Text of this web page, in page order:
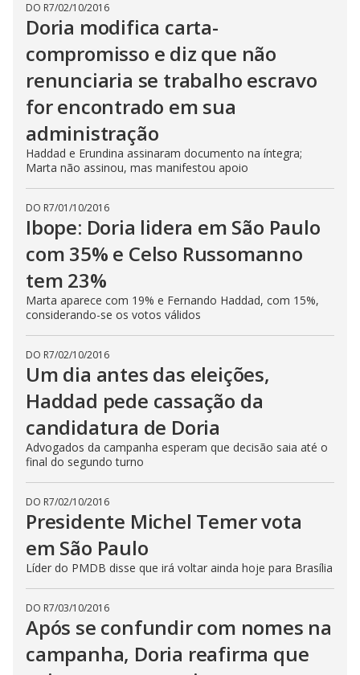
DO R7/02/10/2016
Doria modifica carta-
compromisso e diz que não
renunciaria se trabalho escravo
for encontrado em sua
administração
Haddad e Erundina assinaram documento na íntegra;
Marta não assinou, mas manifestou apoio
DO R7/01/10/2016
Ibope: Doria lidera em São Paulo
com 35% e Celso Russomanno
tem 23%
Marta aparece com 19% e Fernando Haddad, com 15%,
considerando-se os votos válidos
DO R7/02/10/2016
Um dia antes das eleições,
Haddad pede cassação da
candidatura de Doria
Advogados da campanha esperam que decisão saia até o
final do segundo turno
DO R7/02/10/2016
Presidente Michel Temer vota
em São Paulo
Líder do PMDB disse que irá voltar ainda hoje para Brasília
DO R7/03/10/2016
Após se confundir com nomes na
campanha, Doria reafirma que